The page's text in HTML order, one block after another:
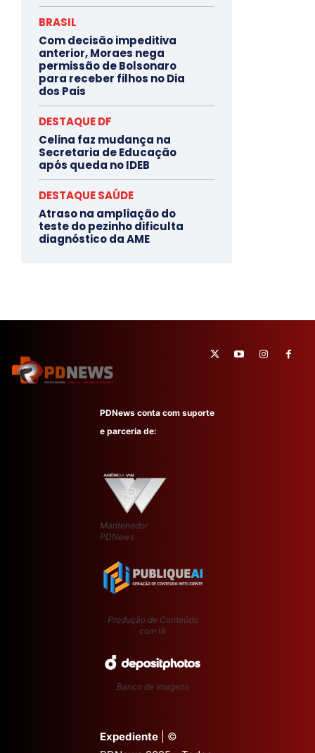
BRASIL
Com decisão impeditiva
anterior, Moraes nega
permissão de Bolsonaro
para receber filhos no Dia
dos Pais
DESTAQUE DF
Celina faz mudança na
Secretaria de Educação
após queda no IDEB
DESTAQUE SAÚDE
Atraso na ampliação do
teste do pezinho dificulta
diagnóstico da AME
PDNews conta com suporte
e parceria de:
Mantenedor
PDNews
Produção de Conteúdo
com IA
Banco de Imagens
Expediente | ©